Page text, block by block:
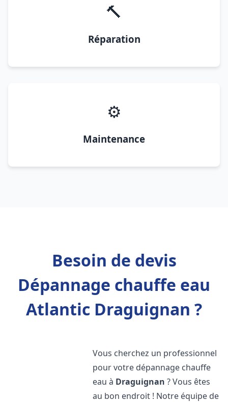
🔨
Réparation
⚙️
Maintenance
Besoin de devis
Dépannage chauffe eau
Atlantic Draguignan ?
Vous cherchez un professionnel
pour votre dépannage chauffe
eau à Draguignan ? Vous êtes
au bon endroit ! Notre équipe de